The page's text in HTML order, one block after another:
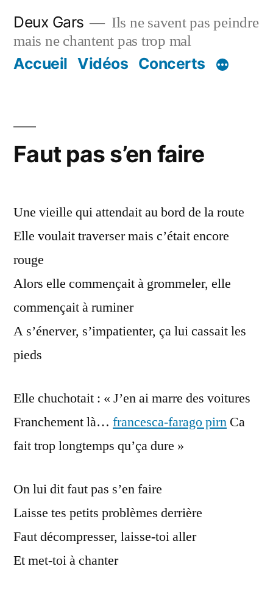
contenu
Deux Gars
Ils ne savent pas peindre
mais ne chantent pas trop mal
Accueil Vidéos Concerts
Faut pas s’en faire
Une vieille qui attendait au bord de la route
Elle voulait traverser mais c’était encore
rouge
Alors elle commençait à grommeler, elle
commençait à ruminer
A s’énerver, s’impatienter, ça lui cassait les
pieds
Elle chuchotait : « J’en ai marre des voitures
Franchement là… francesca-farago pirn Ca
fait trop longtemps qu’ça dure »
On lui dit faut pas s’en faire
Laisse tes petits problèmes derrière
Faut décompresser, laisse-toi aller
Et met-toi à chanter